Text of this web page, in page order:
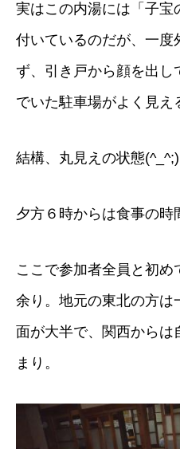
実はこの内湯には「子宝
付いているのだが、一度
ず、引き戸から顔を出し
でいた駐車場がよく見え
結構、丸見えの状態(^_^;)
夕方６時からは食事の時
ここで参加者全員と初め
余り。地元の東北の方は
面が大半で、関西からは
まり。